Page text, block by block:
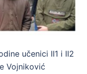
učenici II1 i II2
Vojniković